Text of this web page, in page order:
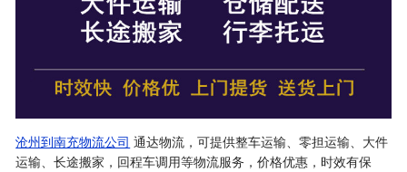
沧州到南充物流公司 通达物流，可提供整车运输、零担运输、大件
运输、长途搬家，回程车调用等物流服务，价格优惠，时效有保